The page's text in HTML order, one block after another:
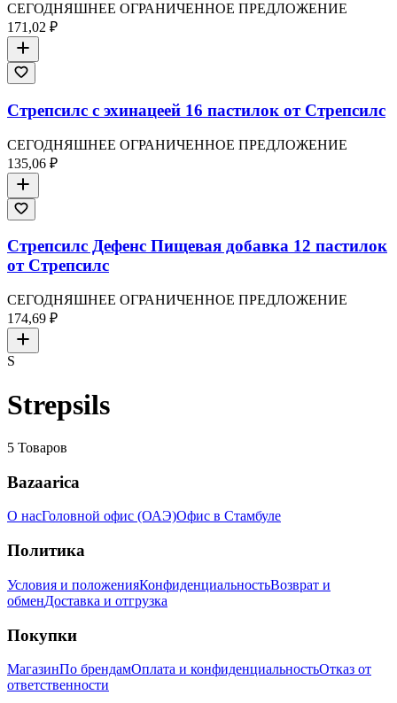
СЕГОДНЯШНЕЕ ОГРАНИЧЕННОЕ ПРЕДЛОЖЕНИЕ
171,02 ₽
Стрепсилс с эхинацеей 16 пастилок от Стрепсилс
СЕГОДНЯШНЕЕ ОГРАНИЧЕННОЕ ПРЕДЛОЖЕНИЕ
135,06 ₽
Стрепсилс Дефенс Пищевая добавка 12 пастилок
от Стрепсилс
СЕГОДНЯШНЕЕ ОГРАНИЧЕННОЕ ПРЕДЛОЖЕНИЕ
174,69 ₽
S
Strepsils
5 Товаров
Bazaarica
О насГоловной офис (ОАЭ)Офис в Стамбуле
Политика
Условия и положенияКонфиденциальностьВозврат и
обменДоставка и отгрузка
Покупки
МагазинПо брендамОплата и конфиденциальностьОтказ от
ответственности